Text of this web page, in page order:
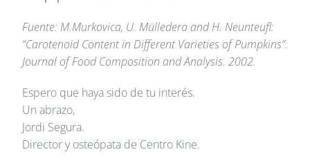
Fuente: M.Murkovica, U. Mülledera and H. Neunteufl:
“Carotenoid Content in Different Varieties of Pumpkins”.
Journal of Food Composition and Analysis. 2002.
Espero que haya sido de tu interés.
Un abrazo,
Jordi Segura.
Director y osteópata de Centro Kine.